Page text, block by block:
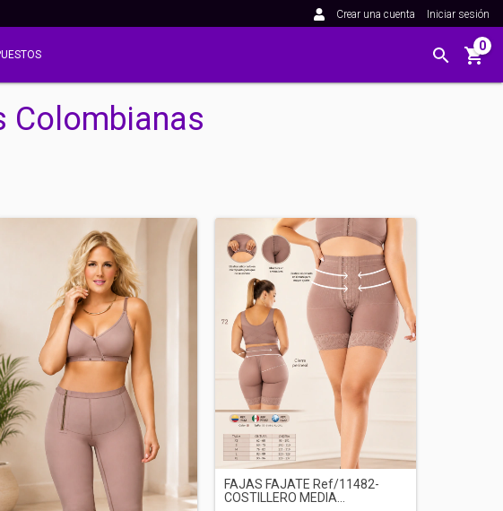
Crear una cuenta Iniciar sesión
0
Colombianas
FAJAS FAJATE Ref/11482-
COSTILLERO MEDIA...